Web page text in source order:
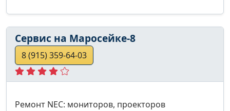
Сервис на Маросейке-8
8 (915) 359-64-03
Ремонт NEC: мониторов, проекторов